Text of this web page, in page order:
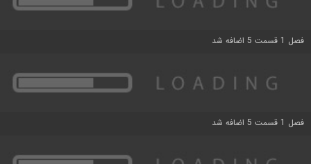
فصل 1 قسمت 5 اضافه شد
فصل 1 قسمت 5 اضافه شد